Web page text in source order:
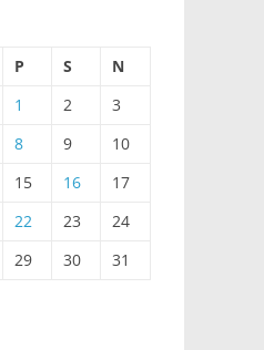
P S
N
1
2
3
8 9
10
15 16
17
22 23
24
29 30 31